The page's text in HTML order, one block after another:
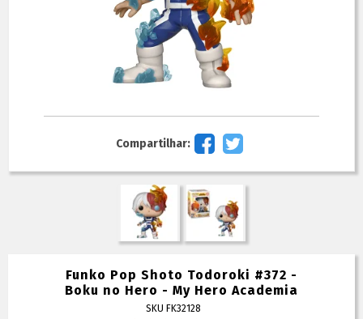
Compartilhar:
Funko Pop Shoto Todoroki #372 -
Boku no Hero - My Hero Academia
SKU FK32128